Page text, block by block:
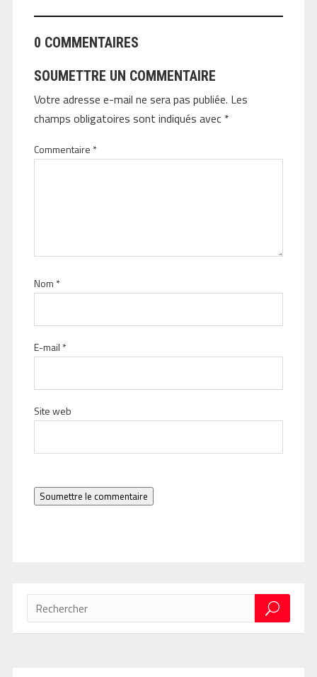
0 COMMENTAIRES
SOUMETTRE UN COMMENTAIRE
Votre adresse e-mail ne sera pas publiée. Les
champs obligatoires sont indiqués avec *
Commentaire *
Nom *
E-mail *
Site web
Soumettre le commentaire